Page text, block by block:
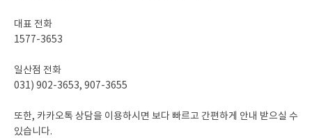
대표 전화
1577-3653
일산점 전화
031) 902-3653, 907-3655
또한, 카카오톡 상담을 이용하시면 보다 빠르고 간편하게 안내 받으실 수
있습니다.